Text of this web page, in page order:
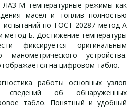
ЛАЗ-М температурные режимы как
масел и топлив полностью
испытаний по ГОСТ 20287 метод А
метод Б. Достижение температуры
фиксируется оригинальным
устройства.
на цифровом табло.
работы основных узлов
об обнаруженных
табло. Понятный и удобный